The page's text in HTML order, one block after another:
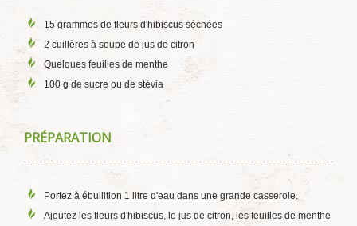
15 grammes de fleurs d'hibiscus séchées
2 cuillères à soupe de jus de citron
Quelques feuilles de menthe
100 g de sucre ou de stévia
PRÉPARATION
Portez à ébullition 1 litre d'eau dans une grande casserole.
Ajoutez les fleurs d'hibiscus, le jus de citron, les feuilles de menthe